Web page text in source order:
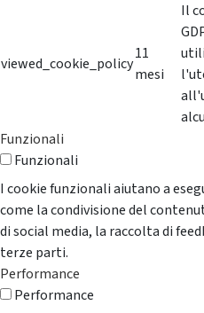
viewed_cookie_policy
11
mesi
Il
Funzionali
Funzionali
I cookie funzionali aiutano a
come la condivisione del
di social media, la raccolta di
terze parti.
Performance
Performance